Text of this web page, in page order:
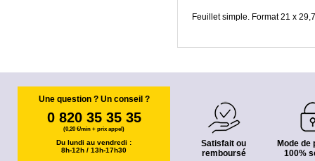
Feuillet simple. Format 21 x
Une question ? Un conseil ?
0 820 35 35 35
(0,20 €/min + prix appel)
Du lundi au vendredi :
8h-12h / 13h-17h30
Satisfait ou
remboursé
Mode de
100%